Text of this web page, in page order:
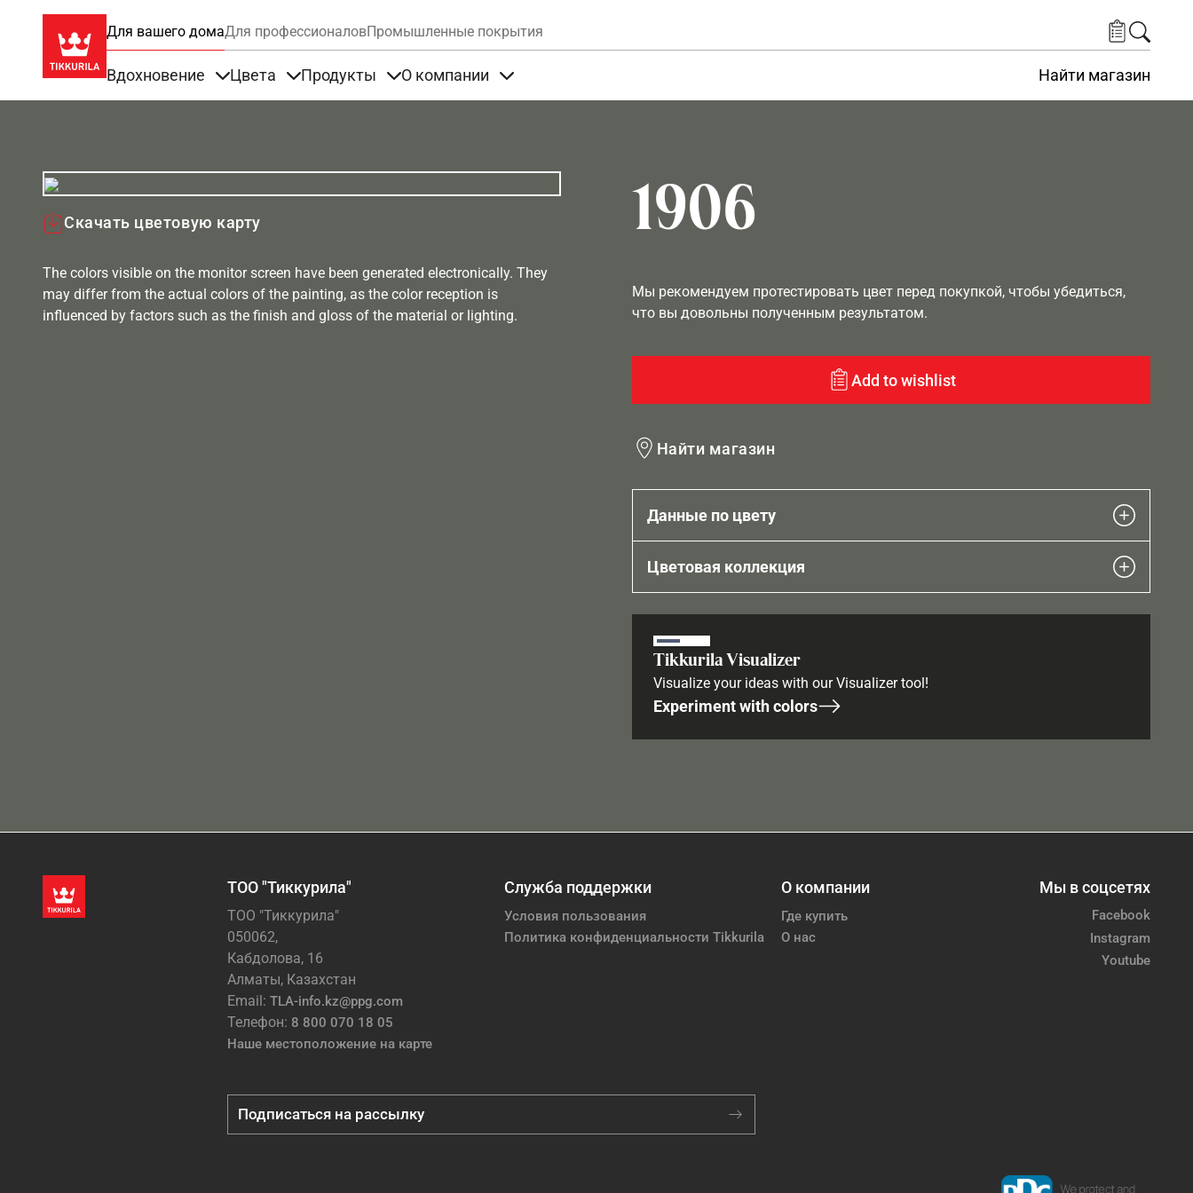
Для вашего домаДля профессионаловПромышленные покрытия
Вдохновение Цвета Продукты О компании Найти магазин
1906
Скачать цветовую карту
The colors visible on the monitor screen have been generated electronically. They
may differ from the actual colors of the painting, as the color reception is
influenced by factors such as the finish and gloss of the material or lighting.
Мы рекомендуем протестировать цвет перед покупкой, чтобы убедиться,
что вы довольны полученным результатом.
Add to wishlist
Найти магазин
Данные по цвету
Цветовая коллекция
Tikkurila Visualizer
Visualize your ideas with our Visualizer tool!
Experiment with colors
ТОО "Тиккурила"
ТОО "Тиккурила"
050062,
Кабдолова, 16
Алматы, Казахстан
Email: TLA-info.kz@ppg.com
Телефон: 8 800 070 18 05
Наше местоположение на карте
Служба поддержки
Условия пользования
Политика конфиденциальности Tikkurila
О компании
Где купить
О нас
Мы в соцсетях
Facebook
Instagram
Youtube
Подписаться на рассылку